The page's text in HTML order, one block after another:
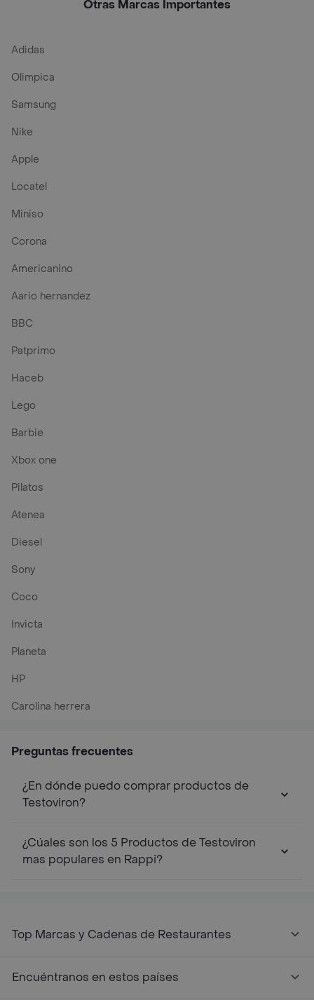
Otras Marcas Importantes
Adidas
Olimpica
Samsung
Nike
Apple
Locatel
Miniso
Corona
Americanino
Aario hernandez
BBC
Patprimo
Haceb
Lego
Barbie
Xbox one
Pilatos
Atenea
Diesel
Sony
Coco
Invicta
Planeta
HP
Carolina herrera
Preguntas frecuentes
¿En dónde puedo comprar productos de
Testoviron?
¿Cúales son los 5 Productos de Testoviron
mas populares en Rappi?
Top Marcas y Cadenas de Restaurantes
Encuéntranos en estos países